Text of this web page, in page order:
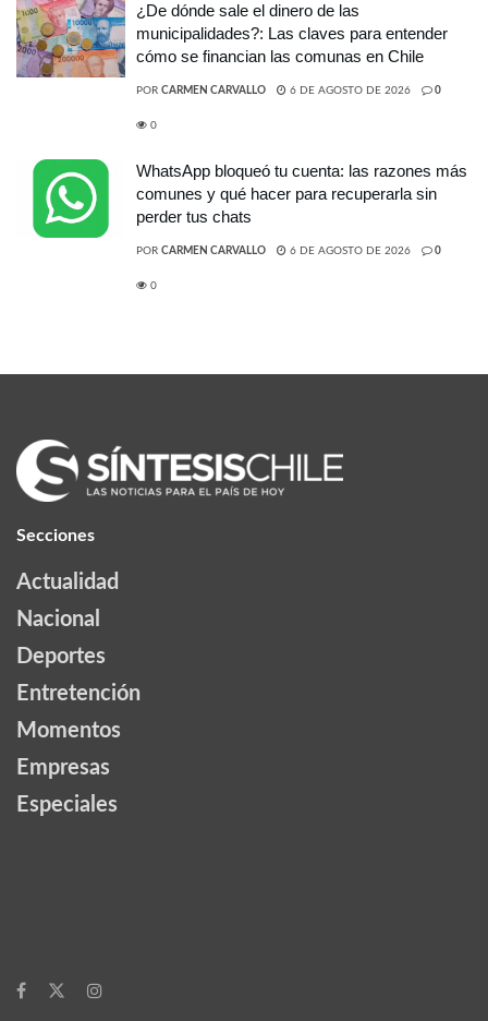
¿De dónde sale el dinero de las
municipalidades?: Las claves para entender
cómo se financian las comunas en Chile
POR CARMEN CARVALLO 6 DE AGOSTO DE 2026 0
0
WhatsApp bloqueó tu cuenta: las razones más
comunes y qué hacer para recuperarla sin
perder tus chats
POR CARMEN CARVALLO 6 DE AGOSTO DE 2026 0
0
Secciones
Actualidad
Nacional
Deportes
Entretención
Momentos
Empresas
Especiales